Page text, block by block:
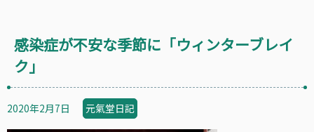
感染症が不安な季節に「ウィンターブレイ
ク」
2020年2月7日 元氣堂日記